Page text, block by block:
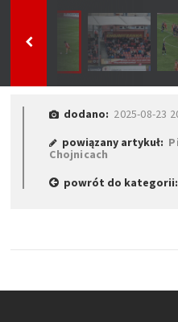
dodano: 2025-08-23
powiązany artykuł:
Chojnicach
powrót do kategorii: